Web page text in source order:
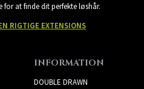
at finde dit perfekte løshår.
RIGTIGE EXTENSIONS
INFORMATION
DOUBLE DRAWN